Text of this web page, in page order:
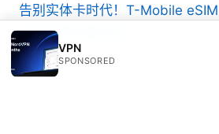
告别实体卡时代！T-Mobile
安全与跨设备体验
VPN
SPONSORED